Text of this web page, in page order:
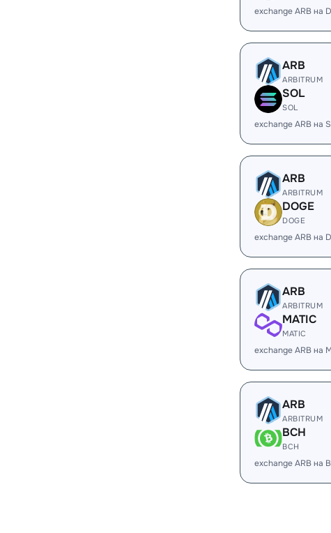
exchange ARB на
ARB
ARBITRUM
SOL
SOL
exchange ARB на
ARB
ARBITRUM
DOGE
DOGE
exchange ARB на
ARB
ARBITRUM
MATIC
MATIC
exchange ARB на
ARB
ARBITRUM
BCH
BCH
exchange ARB на